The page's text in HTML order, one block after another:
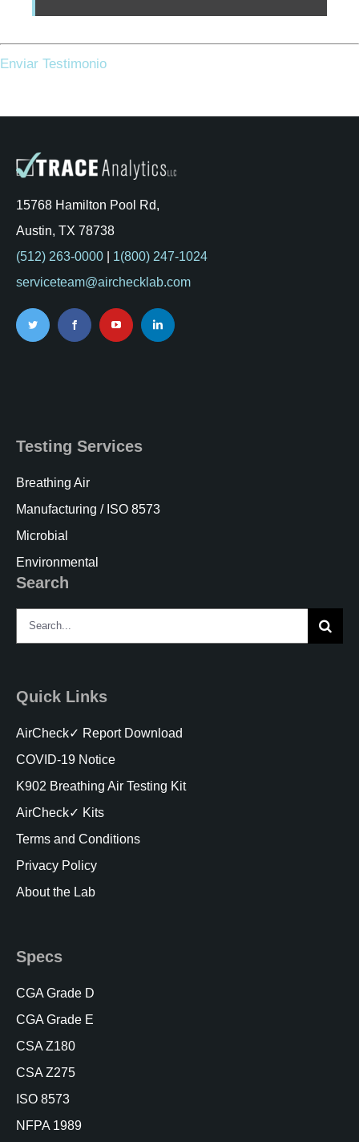
Enviar Testimonio
15768 Hamilton Pool Rd,
Austin, TX 78738
(512) 263-0000| 1(800) 247-1024
serviceteam@airchecklab.com
Testing Services
Breathing Air
Manufacturing / ISO 8573
Microbial
Environmental
Search
Search
for:
Quick Links
AirCheck✓ Report Download
COVID-19 Notice
K902 Breathing Air Testing Kit
AirCheck✓ Kits
Terms and Conditions
Privacy Policy
About the Lab
Specs
CGA Grade D
CGA Grade E
CSA Z180
CSA Z275
ISO 8573
NFPA 1989